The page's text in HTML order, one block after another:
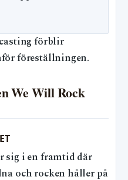
förblir
föreställningen.
We Will Rock
sig i en framtid där
och rocken håller på